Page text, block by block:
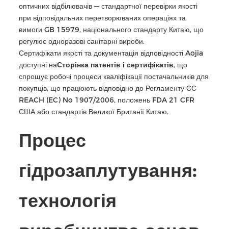
оптичних відбілювачів — стандартної перевірки якості
при відповідальних перетворюваних операціях та
вимоги GB 15979, національного стандарту Китаю, що
регулює одноразові санітарні вироби.
Сертифікати якості та документація відповідності Aojia
доступні наСторінка патентів і сертифікатів, що
спрощує робочі процеси кваліфікації постачальників для
покупців, що працюють відповідно до Регламенту ЄС
REACH (EC) No 1907/2006, положень FDA 21 CFR
США або стандартів Великої Британії Китаю.
Процес
гідрозаплутування:
технологія